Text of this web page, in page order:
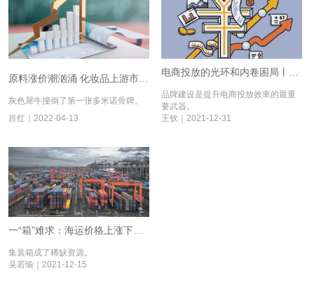
灰色犀牛撞倒了第一张多米诺骨牌。
肖红｜2022-04-13
品牌建设是提升电商投放效率的最重
要武器。
王钦｜2021-12-31
集装箱成了稀缺资源。
吴若瑜｜2021-12-15